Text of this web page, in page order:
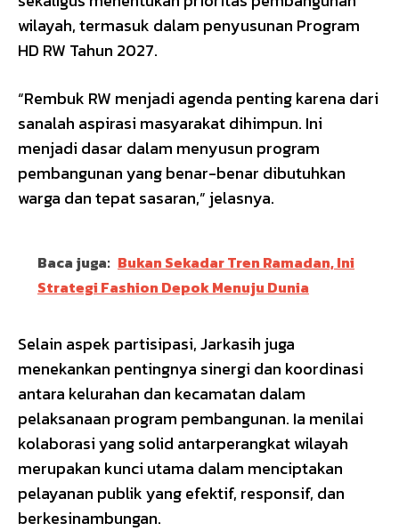
wilayah, termasuk dalam penyusunan Program
HD RW Tahun 2027.
“Rembuk RW menjadi agenda penting karena dari
sanalah aspirasi masyarakat dihimpun. Ini
menjadi dasar dalam menyusun program
pembangunan yang benar-benar dibutuhkan
warga dan tepat sasaran,” jelasnya.
Baca juga: Bukan Sekadar Tren Ramadan, Ini
Strategi Fashion Depok Menuju Dunia
Selain aspek partisipasi, Jarkasih juga
menekankan pentingnya sinergi dan koordinasi
antara kelurahan dan kecamatan dalam
pelaksanaan program pembangunan. Ia menilai
kolaborasi yang solid antarperangkat wilayah
merupakan kunci utama dalam menciptakan
pelayanan publik yang efektif, responsif, dan
berkesinambungan.